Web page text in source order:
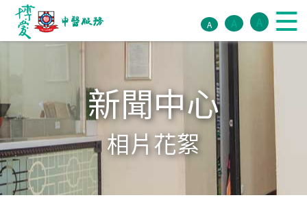
A A A
新聞中心
相片花絮